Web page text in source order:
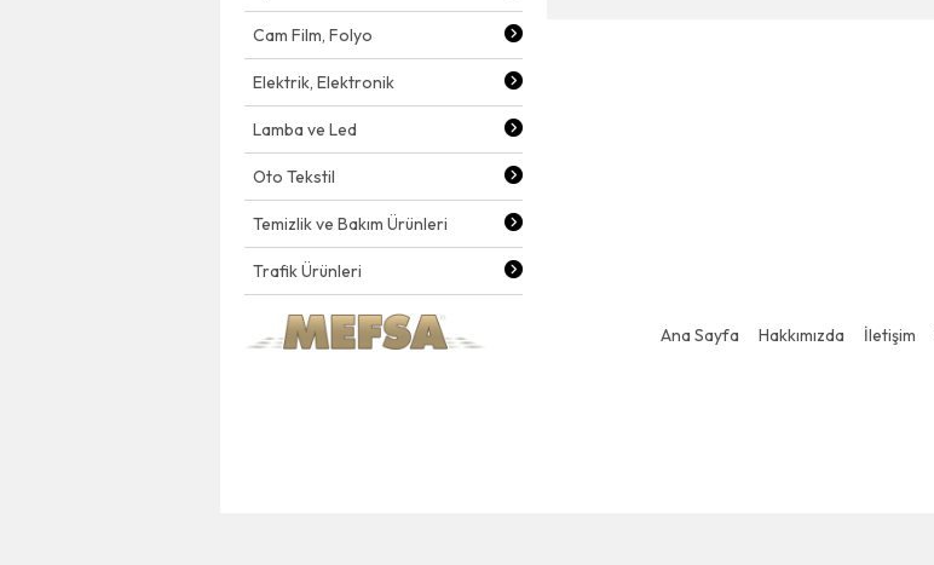
Cam Film, Folyo
Elektrik, Elektronik
Lamba ve Led
Oto Tekstil
Temizlik ve Bakım Ürünleri
Trafik Ürünleri
İletişim
Hakkımızda
Ana Sayfa